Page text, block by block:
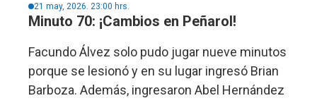
21 may, 2026. 23:00 hrs.
Minuto 70: ¡Cambios en Peñarol!
Facundo Álvez solo pudo jugar nueve minutos
porque se lesionó y en su lugar ingresó Brian
Barboza. Además, ingresaron Abel Hernández